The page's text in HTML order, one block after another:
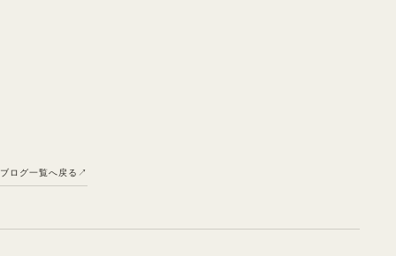
ブログ一覧へ戻る